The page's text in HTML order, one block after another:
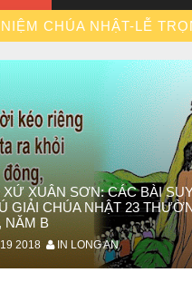
CHÚA NHẬT-LỄ
MORE BY SUY NIỆM CHÚA
XỨ XUÂN SƠN: CÁC BÀI
GIẢI CHÚA NHẬT 23
NĂM B
2018 IN LONG AN